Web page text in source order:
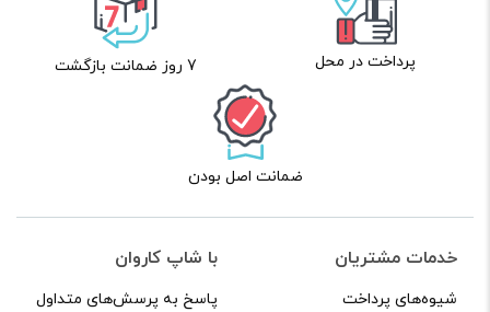
پرداخت در محل 7 روز ضمانت بازگشت
ضمانت اصل بودن
خدمات مشتریان
شیوه‌های پرداخت
با شاپ کاروان
پاسخ به پرسش‌های متداول